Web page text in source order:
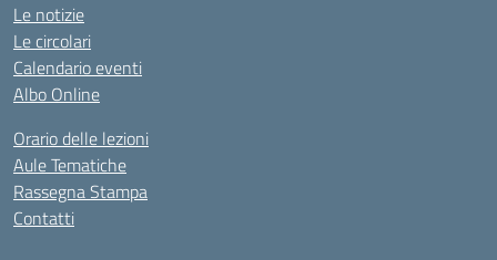
Le notizie
Le circolari
Calendario eventi
Albo Online
Orario delle lezioni
Aule Tematiche
Rassegna Stampa
Contatti